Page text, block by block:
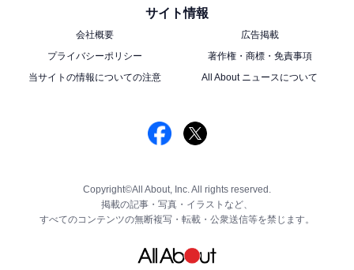
サイト情報
会社概要
広告掲載
プライバシーポリシー
著作権・商標・免責事項
当サイトの情報についての注意
All About ニュースについて
Copyright©All About, Inc. All rights reserved.
掲載の記事・写真・イラストなど、
すべてのコンテンツの無断複写・転載・公衆送信等を禁じます。